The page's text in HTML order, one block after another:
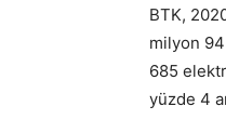
BTK,
milyon 94
685
yüzde 4